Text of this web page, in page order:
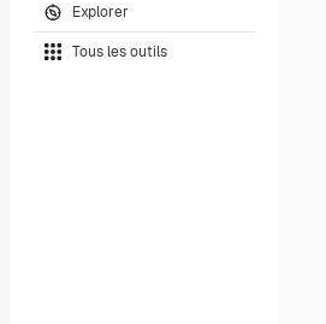
Explorer
Tous les outils